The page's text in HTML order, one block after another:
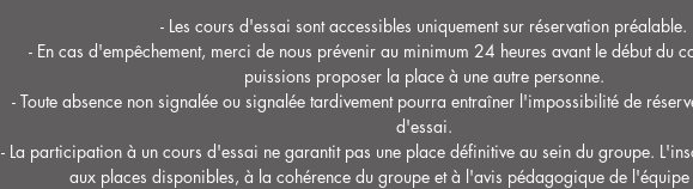
- Les cours d'essai sont accessibles uniquement sur réservation préalable.
- En cas d'empêchement, merci de nous prévenir au minimum 24 heures avant le début du
puissions proposer la place à une autre personne.
- Toute absence non signalée ou signalée tardivement pourra entraîner l'impossibilité de
d'essai.
- La participation à un cours d'essai ne garantit pas une place définitive au sein du groupe.
aux places disponibles, à la cohérence du groupe et à l'avis pédagogique de l'équipe